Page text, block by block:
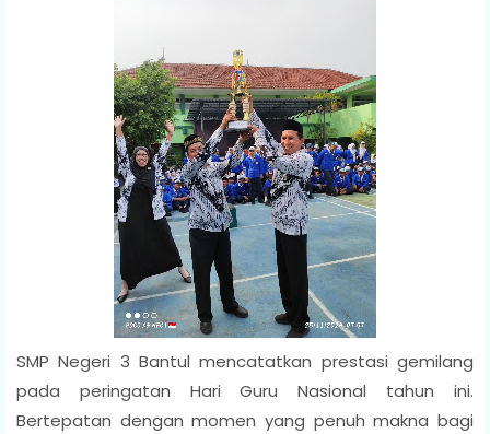
SMP Negeri 3 Bantul mencatatkan prestasi gemilang
pada peringatan Hari Guru Nasional tahun ini.
Bertepatan dengan momen yang penuh makna bagi